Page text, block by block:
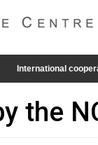
International
the